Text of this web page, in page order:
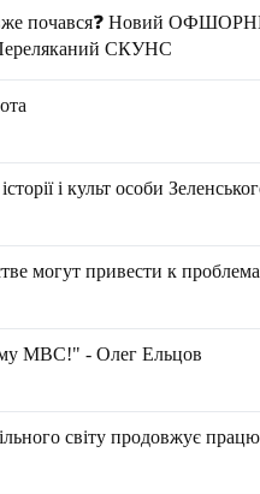
почався❓ Новий
СКУНС
і культ особи
могут привести к
МВС!" - Олег Ельцов
світу продовжує